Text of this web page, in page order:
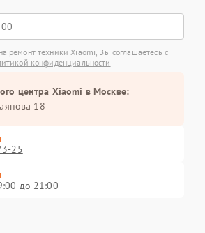
ремонт техники Xiaomi, Вы соглашаетесь с
конфиденциальности
центра Xiaomi в Москве:
18
25
до 21:00